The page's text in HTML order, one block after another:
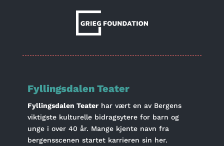
Fyllingsdalen Teater
Fyllingsdalen Teaterhar vært en av Bergens
viktigste kulturelle bidragsytere for barn og
unge i over 40 år. Mange kjente navn fra
bergensscenen startet karrieren sin her.